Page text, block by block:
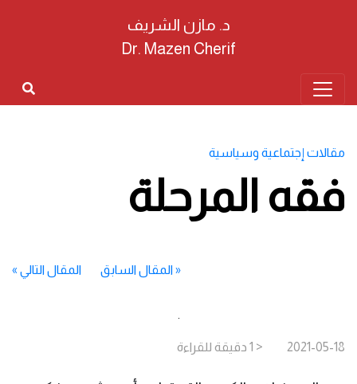
د. مازن الشريف
Dr. Mazen Cherif
مقالات إجتماعية وسياسية
فقه المرحلة
«المقال السابق المقال التالي »
2021-05-18
< 1 دقيقة للقراءة